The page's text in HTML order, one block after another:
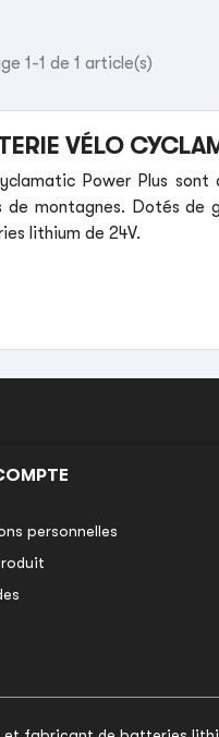
1-1 de 1 article(s)
VÉLO
Power Plus
de montagnes. Dotés de
lithium de 24V.
personnelles